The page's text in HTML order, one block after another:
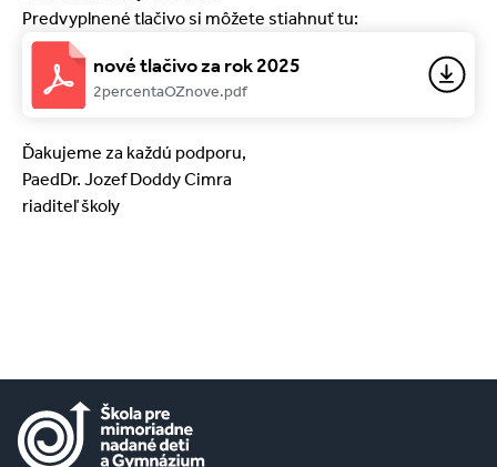
Predvyplnené tlačivo si môžete stiahnuť tu:
nové tlačivo za rok 2025
2percentaOZnove.pdf
Ďakujeme za každú podporu,
PaedDr. Jozef Doddy Cimra
riaditeľ školy